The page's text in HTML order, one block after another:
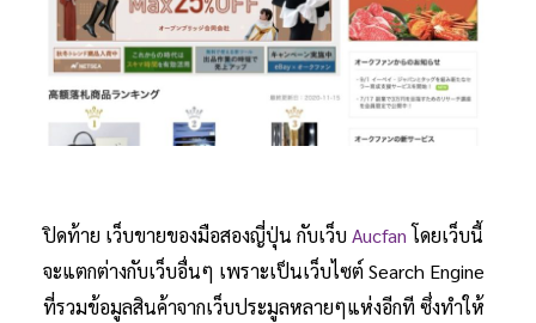
ปิดท้าย เว็บขายของมือสองญี่ปุ่น กับเว็บ Aucfanโดยเว็บนี้
จะแตกต่างกับเว็บอื่นๆ เพราะเป็นเว็บไซต์ Search Engine
ที่รวมข้อมูลสินค้าจากเว็บประมูลหลายๆแห่งอีกที ซึ่งทำให้